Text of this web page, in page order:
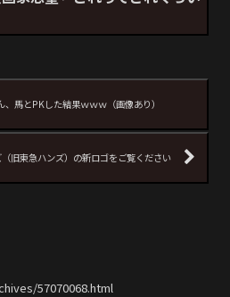
、馬とPKした結果ｗｗｗ（画像あり）
（旧東急ハンズ）の新ロゴをご覧ください
57070068.html